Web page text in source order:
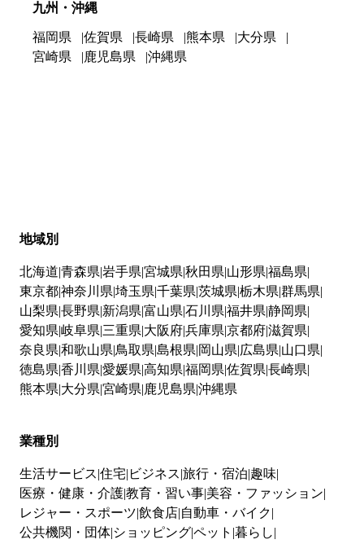
九州・沖縄
福岡県 佐賀県 長崎県 熊本県
大分県
宮崎県
鹿児島県 沖縄県
地域別
北海道 青森県 岩手県 宮城県 秋田県 山形県 福島県
東京都神奈川県 埼玉県 千葉県 茨城県 栃木県 群馬県
山梨県 長野県 新潟県 富山県 石川県 福井県 静岡県
愛知県 岐阜県 三重県 大阪府兵庫県 京都府滋賀県
奈良県 和歌山県 鳥取県 島根県 岡山県 広島県 山口県
徳島県 香川県 愛媛県 高知県 福岡県 佐賀県 長崎県
熊本県 大分県 宮崎県 鹿児島県 沖縄県
業種別
生活サービス 住宅 ビジネス 旅行・宿泊 趣味
医療・健康・介護教育・習い事 美容・ファッション
レジャー・スポーツ 飲食店 自動車・バイク
公共機関・団体 ショッピングペット 暮らし